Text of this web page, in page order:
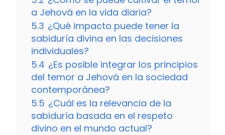
a Jehová en la vida diaria?
5.3 ¿Qué impacto puede tener la
sabiduría divina en las decisiones
individuales?
5.4 ¿Es posible integrar los principios
del temor a Jehová en la sociedad
contemporánea?
5.5 ¿Cuál es la relevancia de la
sabiduría basada en el respeto
divino en el mundo actual?